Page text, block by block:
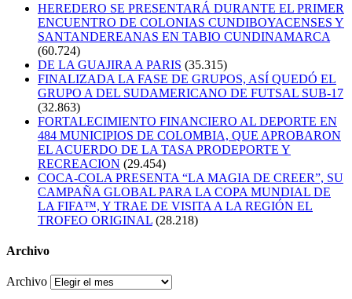
HEREDERO SE PRESENTARÁ DURANTE EL PRIMER
ENCUENTRO DE COLONIAS CUNDIBOYACENSES Y
SANTANDEREANAS EN TABIO CUNDINAMARCA
(60.724)
DE LA GUAJIRA A PARIS (35.315)
FINALIZADA LA FASE DE GRUPOS, ASÍ QUEDÓ EL
GRUPO A DEL SUDAMERICANO DE FUTSAL SUB-17
(32.863)
FORTALECIMIENTO FINANCIERO AL DEPORTE EN
484 MUNICIPIOS DE COLOMBIA, QUE APROBARON
EL ACUERDO DE LA TASA PRODEPORTE Y
RECREACION (29.454)
COCA-COLA PRESENTA “LA MAGIA DE CREER”, SU
CAMPAÑA GLOBAL PARA LA COPA MUNDIAL DE
LA FIFA™, Y TRAE DE VISITA A LA REGIÓN EL
TROFEO ORIGINAL (28.218)
Archivo
Archivo